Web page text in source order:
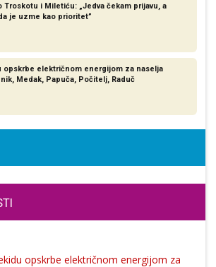
Troskotu i Miletiću: „Jedva čekam prijavu, a
je uzme kao prioritet”
opskrbe električnom energijom za naselja
Medak, Papuča, Počitelj, Raduč
opskrbe električnom energijom za